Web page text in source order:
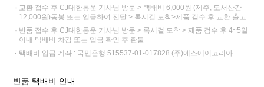
교환 접수 후 CJ대한통운 기사님 방문 > 택배비 6,000원 (제주, 도서산간
12,000원)동봉 또는 입금하여 전달 > 록시걸 도착>제품 검수 후 교환 출고
반품 접수 후 CJ대한통운 기사님 방문 > 록시걸 도착 > 제품 검수 후 4~5일
이내 택배비 차감 또는 입금 확인 후 환불
택배비 입금 계좌 : 국민은행 515537-01-017828 (주)에스에이코리아
반품 택배비 안내